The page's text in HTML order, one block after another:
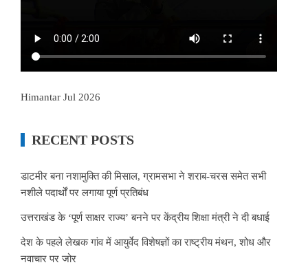
Himantar Jul 2026
RECENT POSTS
डाटमीर बना नशामुक्ति की मिसाल, ग्रामसभा ने शराब-चरस समेत सभी
नशीले पदार्थों पर लगाया पूर्ण प्रतिबंध
उत्तराखंड के ‘पूर्ण साक्षर राज्य’ बनने पर केंद्रीय शिक्षा मंत्री ने दी बधाई
देश के पहले लेखक गांव में आयुर्वेद विशेषज्ञों का राष्ट्रीय मंथन, शोध और
नवाचार पर जोर